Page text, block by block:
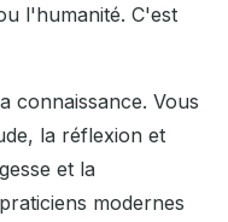
l'humanité. C'est
connaissance. Vous
la réflexion et
et la
modernes